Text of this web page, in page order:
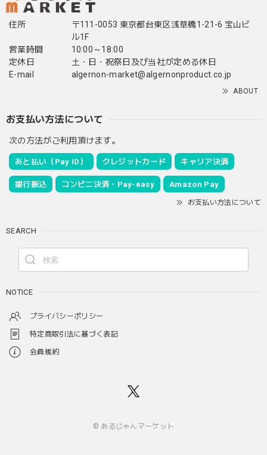
住所
〒111-0053 東京都台東区浅草橋1-21-6 宝山ビ
ル1F
営業時間
10:00～18:00
定休日
土・日・祝祭日及び当社が定める休日
E-mail
algernon-market@algernonproduct.co.jp
ABOUT
お支払い方法について
次の方法がご利用頂けます。
あと払い（Pay ID） クレジットカード キャリア決済
銀行振込 コンビニ決済・Pay-easy Amazon Pay
お支払い方法について
SEARCH
NOTICE
プライバシーポリシー
特定商取引法に基づく表記
会員規約
© あるじゃんマーケット